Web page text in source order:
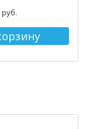
руб.